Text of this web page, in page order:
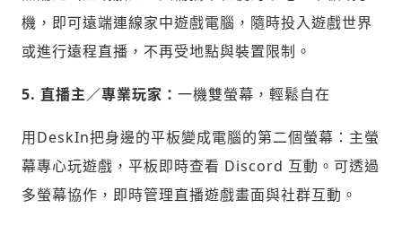
機，即可遠端連線家中遊戲電腦，隨時投入遊戲世界
或進行遠程直播，不再受地點與裝置限制。
5. 直播主／專業玩家： 一機雙螢幕，輕鬆自在
用DeskIn把身邊的平板變成電腦的第二個螢幕：主螢
幕專心玩遊戲，平板即時查看 Discord 互動。可透過
多螢幕協作，即時管理直播遊戲畫面與社群互動。